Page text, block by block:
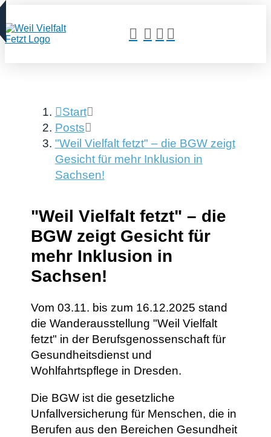
Start
Posts
"Weil Vielfalt fetzt" – die BGW zeigt
Gesicht für mehr Inklusion in
Sachsen!
"Weil Vielfalt fetzt" – die
BGW zeigt Gesicht für
mehr Inklusion in
Sachsen!
Vom 03.11. bis zum 16.12.2025 stand
die Wanderausstellung "Weil Vielfalt
fetzt" in der Berufsgenossenschaft für
Gesundheitsdienst und
Wohlfahrtspflege in Dresden.
Die BGW ist die gesetzliche
Unfallversicherung für Menschen, die in
Berufen aus den Bereichen Gesundheit